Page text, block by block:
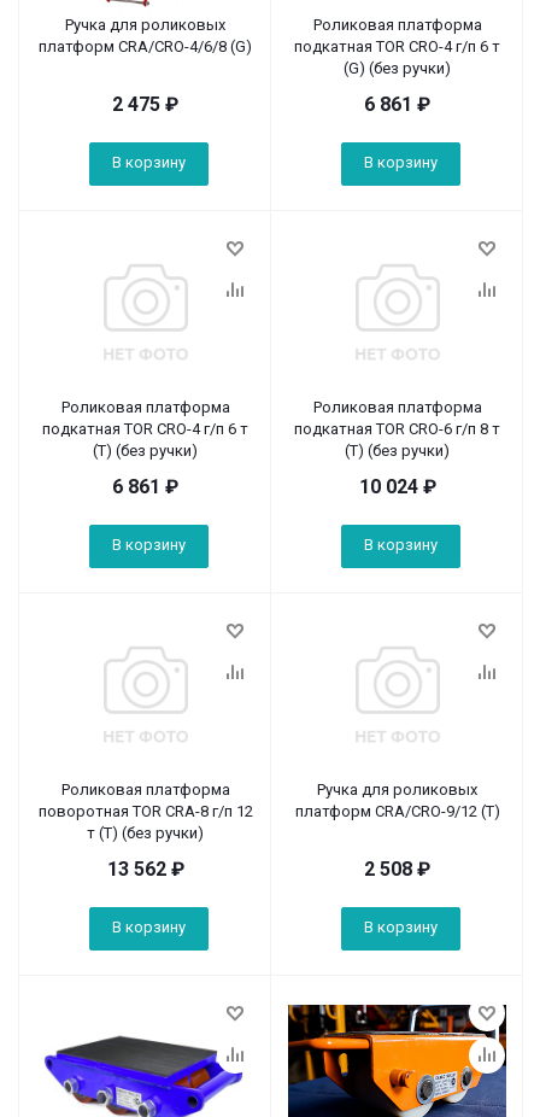
Ручка для роликовых
платформ CRA/CRO-4/6/8 (G)
2 475 ₽
В корзину
Роликовая платформа
подкатная TOR CRO-4 г/п 6 т
(G) (без ручки)
6 861 ₽
В корзину
Роликовая платформа
подкатная TOR CRO-4 г/п 6 т
(T) (без ручки)
6 861 ₽
В корзину
Роликовая платформа
подкатная TOR CRO-6 г/п 8 т
(T) (без ручки)
10 024₽
В корзину
Роликовая платформа
поворотная TOR CRA-8 г/п 12
т (T) (без ручки)
13 562₽
В корзину
Ручка для роликовых
платформ CRA/CRO-9/12 (T)
2 508 ₽
В корзину